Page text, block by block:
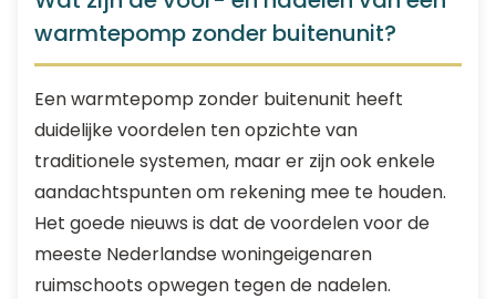
warmtepomp zonder buitenunit?
Een warmtepomp zonder buitenunit heeft
duidelijke voordelen ten opzichte van
traditionele systemen, maar er zijn ook enkele
aandachtspunten om rekening mee te houden.
Het goede nieuws is dat de voordelen voor de
meeste Nederlandse woningeigenaren
ruimschoots opwegen tegen de nadelen.